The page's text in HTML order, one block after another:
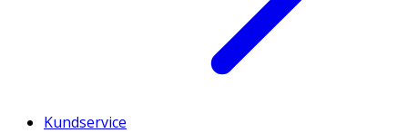
Kundservice